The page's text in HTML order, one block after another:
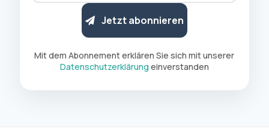
Jetzt abonnieren
Mit dem Abonnement erklären Sie sich mit unserer
Datenschutzerklärung einverstanden